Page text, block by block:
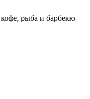
рыба и барбекю